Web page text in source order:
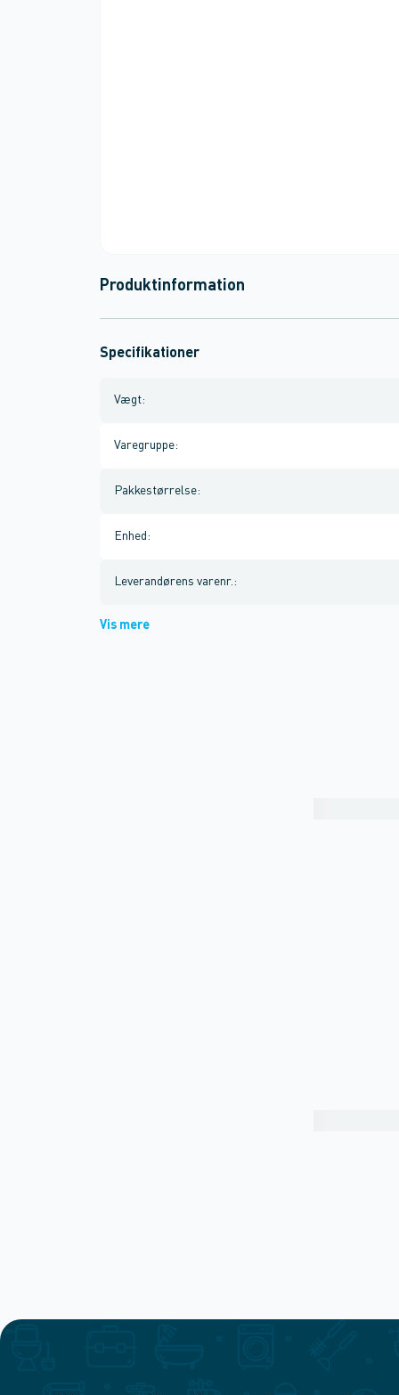
Produktinformation
Specifikationer
Vægt:
Varegruppe:
Pakkestørrelse:
Enhed :
Leverandørens varenr. :
Vis mere